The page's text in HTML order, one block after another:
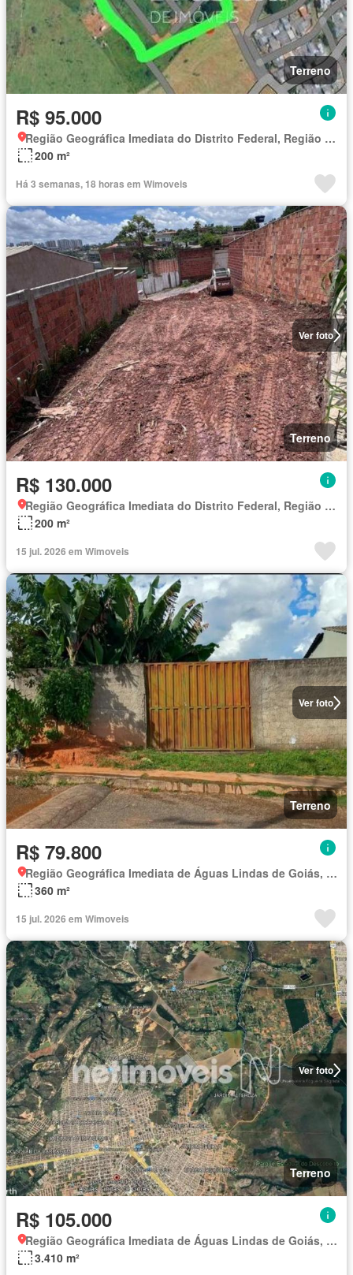
Terreno
R$ 95.000
Região Geográfica Imediata do Distrito Federal, Região Integrada de Desenvolvimento do Distrito Federal e Entorno
200 m²
Há 3 semanas, 18 horas em Wimoveis
Ver foto
Terreno
R$ 130.000
Região Geográfica Imediata do Distrito Federal, Região Integrada de Desenvolvimento do Distrito Federal e Entorno
200 m²
15 jul. 2026 em Wimoveis
Ver foto
Terreno
R$ 79.800
Região Geográfica Imediata de Águas Lindas de Goiás, Região Integrada de Desenvolvimento do Distrito Federal e Entorno
360 m²
15 jul. 2026 em Wimoveis
Ver foto
Terreno
R$ 105.000
Região Geográfica Imediata de Águas Lindas de Goiás, Região Integrada de Desenvolvimento do Distrito Federal e Entorno
3.410 m²